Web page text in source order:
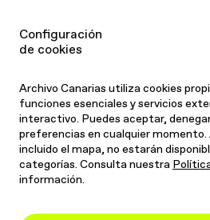
Configuración
de cookies
Archivo Canarias utiliza cookies
funciones esenciales y servicios
interactivo. Puedes aceptar,
preferencias en cualquier
incluido el mapa, no estarán
categorías. Consulta nuestra
información.
Diseño gráfico
Autoedición
Experimental
Industria musical
Gran Canaria